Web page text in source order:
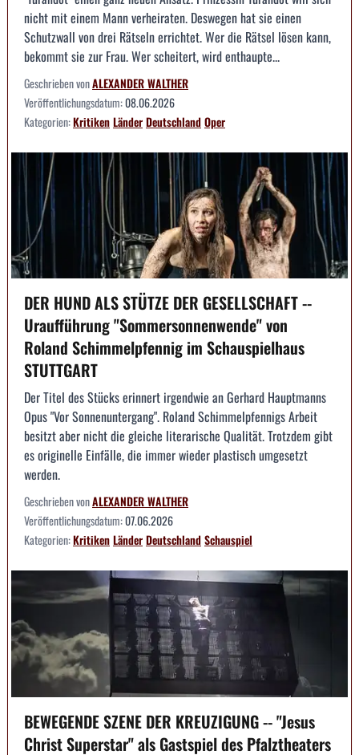
nicht mit einem Mann verheiraten. Deswegen hat sie einen
Schutzwall von drei Rätseln errichtet. Wer die Rätsel lösen kann,
bekommt sie zur Frau. Wer scheitert, wird enthaupte...
Geschrieben vonALEXANDER WALTHER
Veröffentlichungsdatum:08.06.2026
Kategorien:KritikenLänderDeutschlandOper
DER HUND ALS STÜTZE DER GESELLSCHAFT --
Uraufführung "Sommersonnenwende" von
Roland Schimmelpfennig im Schauspielhaus
STUTTGART
Der Titel des Stücks erinnert irgendwie an Gerhard Hauptmanns
Opus "Vor Sonnenuntergang". Roland Schimmelpfennigs Arbeit
besitzt aber nicht die gleiche literarische Qualität. Trotzdem gibt
es originelle Einfälle, die immer wieder plastisch umgesetzt
werden.
Geschrieben vonALEXANDER WALTHER
Veröffentlichungsdatum:07.06.2026
Kategorien:KritikenLänderDeutschlandSchauspiel
BEWEGENDE SZENE DER KREUZIGUNG -- "Jesus
Christ Superstar" als Gastspiel des Pfalztheaters